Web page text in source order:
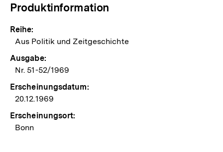
Produktinformation
Reihe:
Aus Politik und Zeitgeschichte
Ausgabe:
Nr. 51-52/1969
Erscheinungsdatum:
20.12.1969
Erscheinungsort:
Bonn